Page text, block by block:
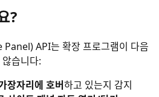
?
API는 확장 프로그램이 다음
습니다:
장자리에 호버하고 있는지 감지